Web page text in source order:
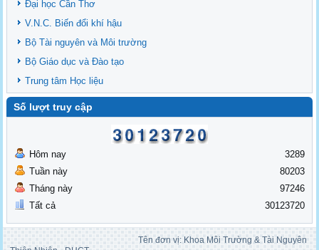
Đại học Cần Thơ
V.N.C. Biến đổi khí hậu
Bộ Tài nguyên và Môi trường
Bộ Giáo dục và Đào tạo
Trung tâm Học liệu
Số lượt truy cập
Hôm nay
Tuần này
Tháng này
Tất cả
3289
80203
97246
30123720
Tên đơn vị: Khoa Môi Trường & Tài Nguyên